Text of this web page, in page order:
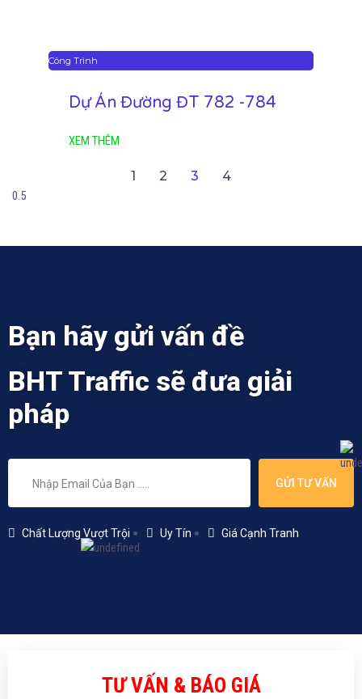
Công Trình
Dự Án Đường ĐT 782 -784
XEM THÊM
1 2 3 4
Bạn hãy gửi vấn đề
BHT Traffic sẽ đưa giải
pháp
GỬI TƯ VẤN
Chất Lượng Vượt Trội Uy Tín Giá Cạnh Tranh
TƯ VẤN & BÁO GIÁ